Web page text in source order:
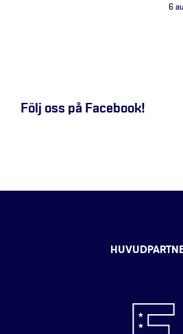
6
Följ oss på Facebook!